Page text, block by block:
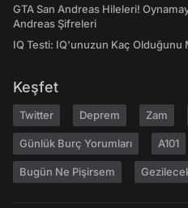
GTA San Andreas Hileleri!
Andreas Şifreleri
IQ Testi: IQ'unuzun Kaç Olduğunu
Keşfet
Twitter Deprem Zam
Günlük Burç Yorumları A101
Bugün Ne Pişirsem